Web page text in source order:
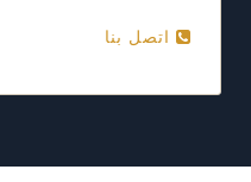
اتصل بنا